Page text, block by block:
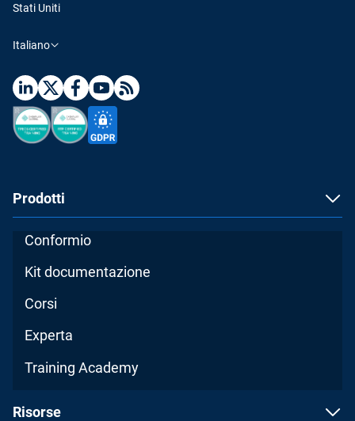
Stati Uniti
Italiano
Prodotti
Conformio
Kit documentazione
Corsi
Experta
Training Academy
Risorse